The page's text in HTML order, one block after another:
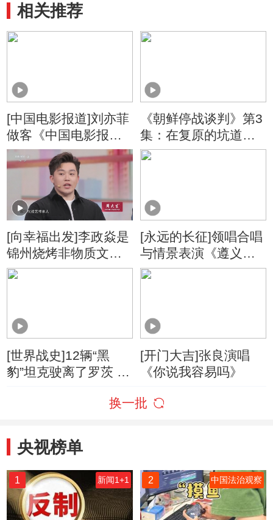
相关推荐
[中国电影报道]刘亦菲
做客《中国电影报
道》 虐心哭戏用心演
绎
《朝鲜停战谈判》第3
集：在复原的坑道里
感受志愿军在上甘岭
[向幸福出发]李政焱是
锦州烧烤非物质文化
遗产第九代技艺传承
[永远的长征]领唱合唱
与情景表演《遵义会
议放光辉》
[世界战史]12辆“黑
豹”坦克驶离了罗茨 下
[开门大吉]张良演唱
《你说我容易吗》
换一批
央视榜单
1 新闻1+1 2 中国法治观察